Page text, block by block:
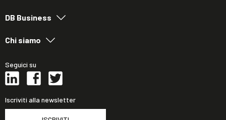
DB Business
Chi siamo
Seguici su
Iscriviti alla newsletter